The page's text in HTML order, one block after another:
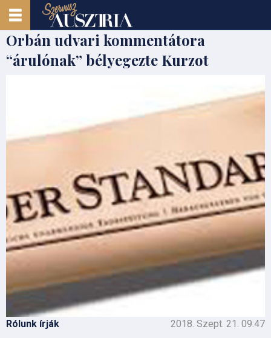
Orbán udvari kommentátora
“árulónak” bélyegezte Kurzot
Rólunk írják 2018. Szept. 21. 09:47